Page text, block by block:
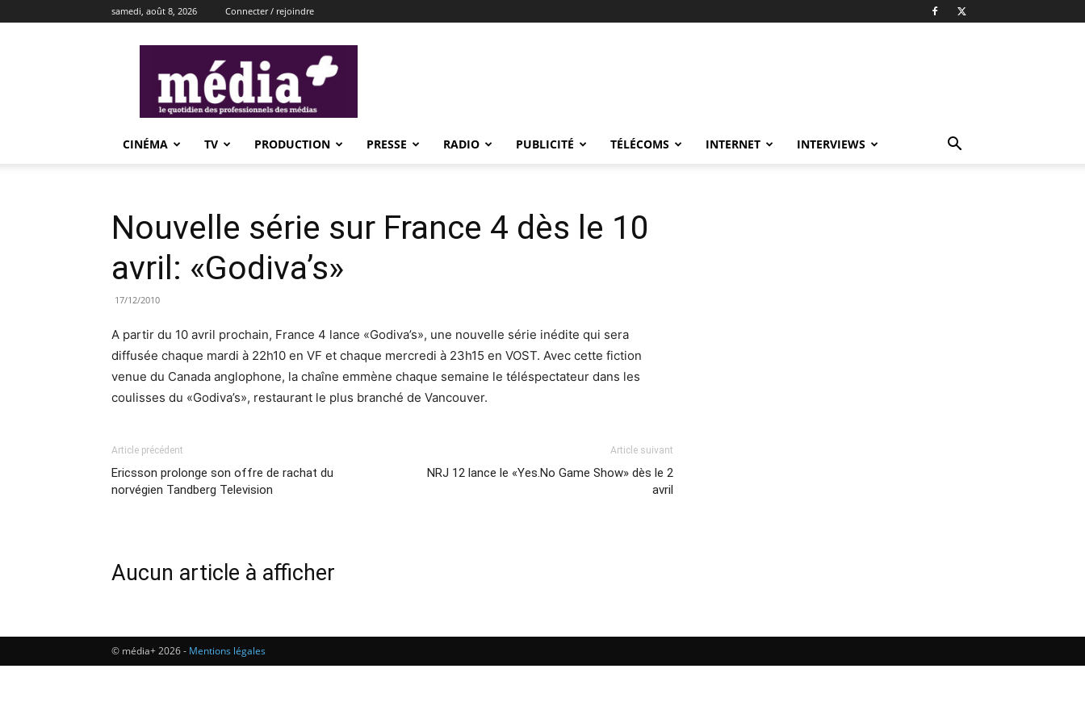
samedi, août 8, 2026 Connecter / rejoindre
CINÉMA TV PRODUCTION PRESSE RADIO PUBLICITÉ TÉLÉCOMS INTERNET INTERVIEWS
Nouvelle série sur France 4 dès le 10
avril: «Godiva’s»
17/12/2010
A partir du 10 avril prochain, France 4 lance «Godiva’s», une nouvelle série inédite qui sera
diffusée chaque mardi à 22h10 en VF et chaque mercredi à 23h15 en VOST. Avec cette fiction
venue du Canada anglophone, la chaîne emmène chaque semaine le téléspectateur dans les
coulisses du «Godiva’s», restaurant le plus branché de Vancouver.
Article précédent
Ericsson prolonge son offre de rachat du
norvégien Tandberg Television
Article suivant
NRJ 12 lance le «Yes.No Game Show» dès le 2
avril
Aucun article à afficher
© média+ 2026 - Mentions légales